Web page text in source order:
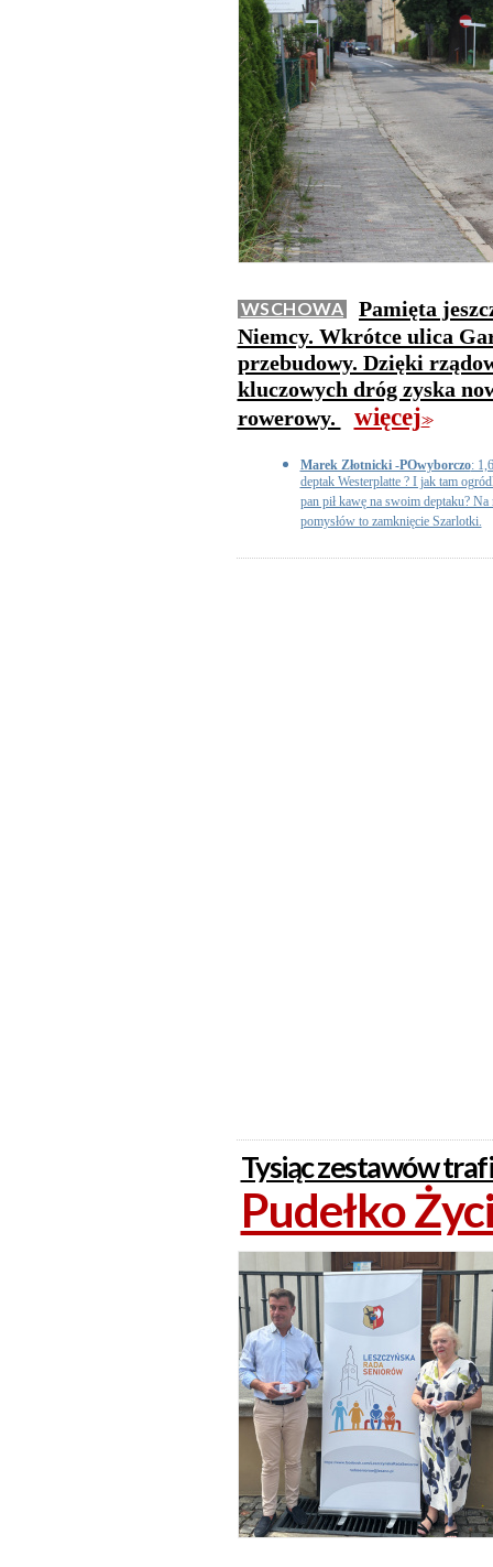
WSCHOWA
Pamięta
Niemcy. Wkrótce ulica
przebudowy. Dzięki
kluczowych dróg zyska
rowerowy.
więcej>>
Marek Złotnicki -POwyborczo:
deptak Westerplatte ? I jak tam
pan pił kawę na swoim deptaku?
pomysłów to zamknięcie Szarlotki.
Tysiąc zestawów
Pudełko